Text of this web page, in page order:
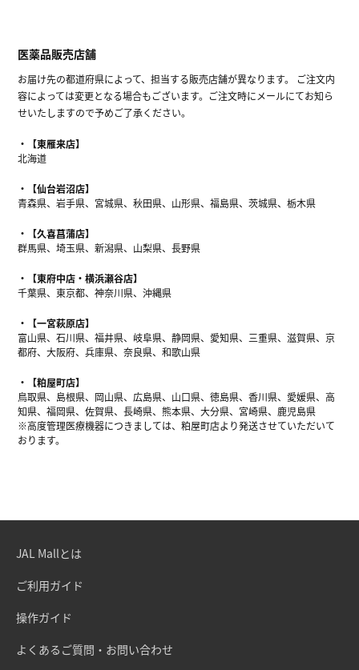
医薬品販売店舗
お届け先の都道府県によって、担当する販売店舗が異なります。 ご注文内
容によっては変更となる場合もございます。ご注文時にメールにてお知ら
せいたしますので予めご了承ください。
【東雁来店】
北海道
【仙台岩沼店】
青森県、岩手県、宮城県、秋田県、山形県、福島県、茨城県、栃木県
【久喜菖蒲店】
群馬県、埼玉県、新潟県、山梨県、長野県
【東府中店・横浜瀬谷店】
千葉県、東京都、神奈川県、沖縄県
【一宮萩原店】
富山県、石川県、福井県、岐阜県、静岡県、愛知県、三重県、滋賀県、京
都府、大阪府、兵庫県、奈良県、和歌山県
【粕屋町店】
鳥取県、島根県、岡山県、広島県、山口県、徳島県、香川県、愛媛県、高
知県、福岡県、佐賀県、長崎県、熊本県、大分県、宮崎県、鹿児島県
※高度管理医療機器につきましては、粕屋町店より発送させていただいて
おります。
JAL Mallとは
ご利用ガイド
操作ガイド
よくあるご質問・お問い合わせ